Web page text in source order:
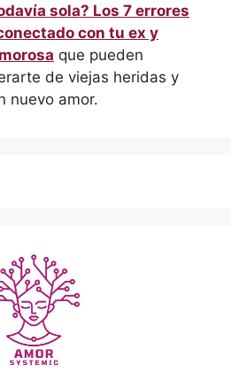
sola? Los 7 errores
con tu ex y
que pueden
de viejas heridas y
nuevo amor.